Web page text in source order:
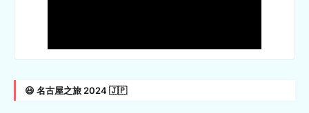
😃 名古屋之旅 2024 🇯🇵